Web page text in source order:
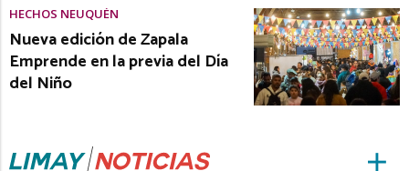
HECHOS NEUQUÉN
Nueva edición de Zapala
Emprende en la previa del Día
del Niño